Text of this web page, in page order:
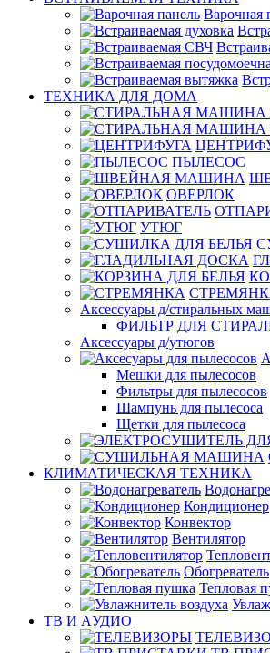
Варочная
ТЕХНИКА ДЛЯ ДОМА
ПЫЛЕСОС
ОВЕРЛОК
УТЮГ
Аксессуары д/стиральных
ФИЛЬТР ДЛЯ
Аксессуары д/утюгов
Мешки для пылесосов
Фильтры для пылесосов
Шампунь для пылесоса
Щетки для пылесоса
КЛИМАТИЧЕСКАЯ ТЕХНИКА
Кондиционер
Конвектор
Вентилятор
Обогреватель
Тепловая
ТВ И AУДИО